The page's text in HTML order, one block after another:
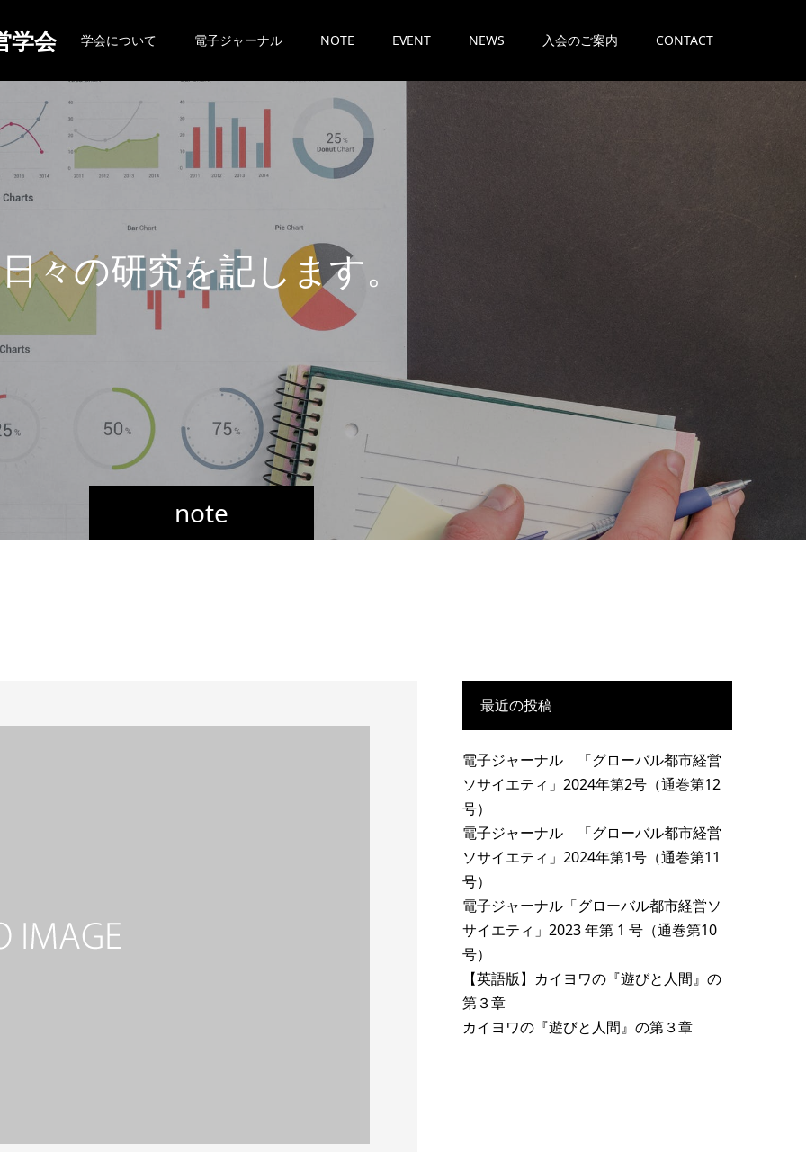
学会 学会について 電子ジャーナル NOTE EVENT NEWS 入会のご案内 CONTACT
note
日々の研究を記します。
最近の投稿
電子ジャーナル 「グローバル都市経営
ソサイエティ」2024年第2号（通巻第12
号）
電子ジャーナル 「グローバル都市経営
ソサイエティ」2024年第1号（通巻第11
号）
電子ジャーナル「グローバル都市経営ソ
サイエティ」2023 年第 1 号（通巻第10
号）
【英語版】カイヨワの『遊びと人間』の
第３章
カイヨワの『遊びと人間』の第３章